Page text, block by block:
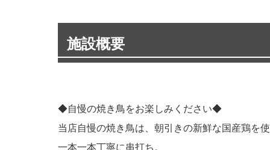
施設概要
◆自慢の焼き鳥をお楽しみください◆
当店自慢の焼き鳥は、朝引きの新鮮な国産鶏を
一本一本丁寧に串打ち。